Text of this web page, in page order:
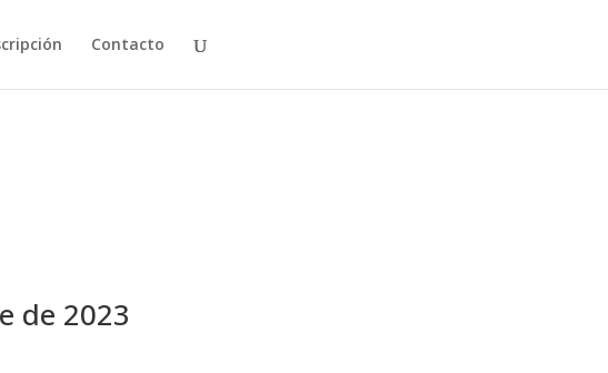
Contacto
de 2023